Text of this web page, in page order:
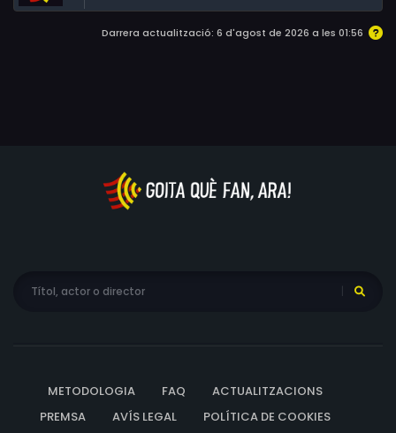
Darrera actualització: 6 d'agost de 2026 a les 01:56
METODOLOGIA FAQ
ACTUALITZACIONS
PREMSA
AVÍS LEGAL
POLÍTICA DE COOKIES